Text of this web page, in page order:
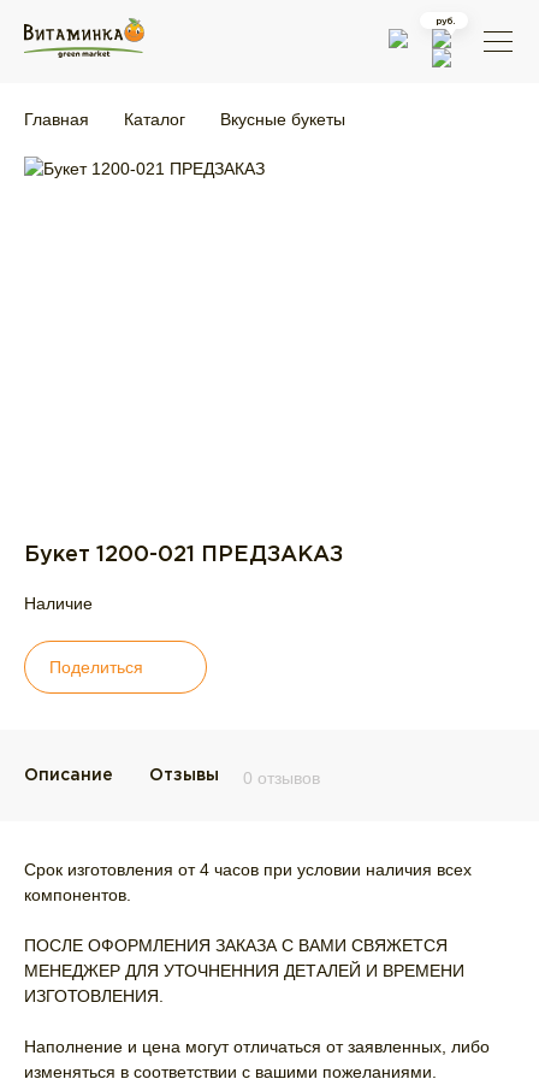
Главная Каталог Вкусные букеты
Букет 1200-021 ПРЕДЗАКАЗ
Наличие
Поделиться
Описание Отзывы 0 отзывов
Срок изготовления от 4 часов при условии наличия всех
компонентов.
ПОСЛЕ ОФОРМЛЕНИЯ ЗАКАЗА С ВАМИ СВЯЖЕТСЯ
МЕНЕДЖЕР ДЛЯ УТОЧНЕННИЯ ДЕТАЛЕЙ И ВРЕМЕНИ
ИЗГОТОВЛЕНИЯ.
Наполнение и цена могут отличаться от заявленных, либо
изменяться в соответствии с вашими пожеланиями.